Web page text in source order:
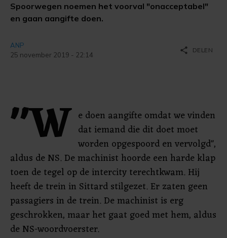
Spoorwegen noemen het voorval "onacceptabel"
en gaan aangifte doen.
ANP
25 november 2019 - 22:14
share DELEN
"W e doen aangifte omdat we vinden
dat iemand die dit doet moet
worden opgespoord en vervolgd",
aldus de NS. De machinist hoorde een harde klap
toen de tegel op de intercity terechtkwam. Hij
heeft de trein in Sittard stilgezet. Er zaten geen
passagiers in de trein. De machinist is erg
geschrokken, maar het gaat goed met hem, aldus
de NS-woordvoerster.